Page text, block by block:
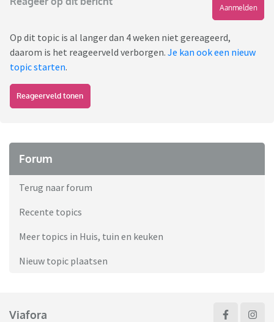
Aanmelden
Op dit topic is al langer dan 4 weken niet gereageerd,
daarom is het reageerveld verborgen. Je kan ook een nieuw
topic starten.
Reageerveld tonen
Forum
Terug naar forum
Recente topics
Meer topics in Huis, tuin en keuken
Nieuw topic plaatsen
Viafora